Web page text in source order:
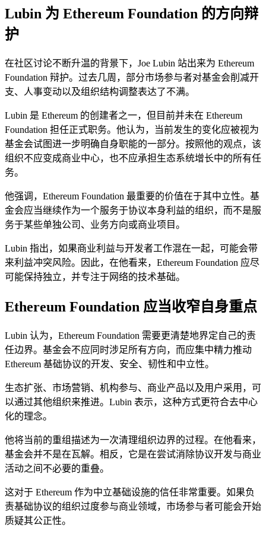
Lubin 为 Ethereum Foundation 的方向辩
护
在社区讨论不断升温的背景下，Joe Lubin 站出来为 Ethereum
Foundation 辩护。过去几周，部分市场参与者对基金会削减开
支、人事变动以及组织结构调整表达了不满。
Lubin 是 Ethereum 的创建者之一，但目前并未在 Ethereum
Foundation 担任正式职务。他认为，当前发生的变化应被视为
基金会试图进一步明确自身职能的一部分。按照他的观点，该
组织不应变成商业中心，也不应承担生态系统增长中的所有任
务。
他强调，Ethereum Foundation 最重要的价值在于其中立性。基
金会应当继续作为一个服务于协议本身利益的组织，而不是服
务于某些单独公司、业务方向或商业项目。
Lubin 指出，如果商业利益与开发者工作混在一起，可能会带
来利益冲突风险。因此，在他看来，Ethereum Foundation 应尽
可能保持独立，并专注于网络的技术基础。
Ethereum Foundation 应当收窄自身重点
Lubin 认为，Ethereum Foundation 需要更清楚地界定自己的责
任边界。基金会不应同时涉足所有方向，而应集中精力推动
Ethereum 基础协议的开发、安全、韧性和中立性。
生态扩张、市场营销、机构参与、商业产品以及用户采用，可
以通过其他组织来推进。Lubin 表示，这种方式更符合去中心
化的理念。
他将当前的重组描述为一次清理组织边界的过程。在他看来，
基金会并不是在瓦解。相反，它是在尝试消除协议开发与商业
活动之间不必要的重叠。
这对于 Ethereum 作为中立基础设施的信任非常重要。如果负
责基础协议的组织过度参与商业领域，市场参与者可能会开始
质疑其公正性。